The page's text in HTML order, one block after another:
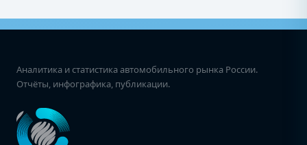
Аналитика и статистика автомобильного рынка России.
Отчёты, инфографика, публикации.